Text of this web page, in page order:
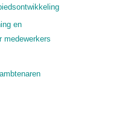
en
medewerkers